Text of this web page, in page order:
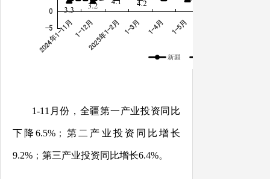
1-11 月份，全疆第一产业投资同比
下 降6.5% ； 第二产业投 资 同比增长
9.2% ； 第三产业投资同比增长6.4%。